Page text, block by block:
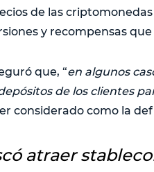
de las
y recompensas
que, “en algunos
de los clientes
considerado como la
atraer